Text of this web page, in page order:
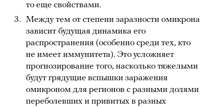
то еще свойствами.
Между тем от степени заразности омикрона
зависит будущая динамика его
распространения (особенно среди тех, кто
не имеет иммунитета). Это усложняет
прогнозирование того, насколько тяжелыми
будут грядущие вспышки заражения
омикроном для регионов с разными долями
переболевших и привитых в разных